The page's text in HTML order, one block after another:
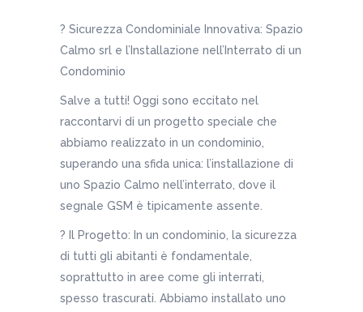
? Sicurezza Condominiale Innovativa: Spazio
Calmo srl e l’Installazione nell’Interrato di un
Condominio
Salve a tutti! Oggi sono eccitato nel
raccontarvi di un progetto speciale che
abbiamo realizzato in un condominio,
superando una sfida unica: l’installazione di
uno Spazio Calmo nell’interrato, dove il
segnale GSM è tipicamente assente.
? Il Progetto: In un condominio, la sicurezza
di tutti gli abitanti è fondamentale,
soprattutto in aree come gli interrati,
spesso trascurati. Abbiamo installato uno